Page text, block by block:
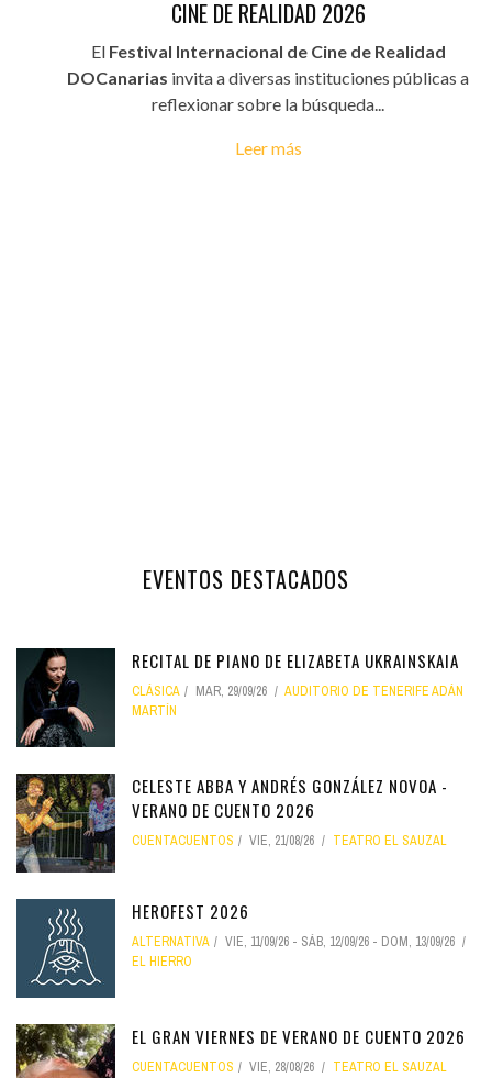
CINE DE REALIDAD 2026
El Festival Internacional de Cine de Realidad
DOCanarias invita a diversas instituciones públicas a
reflexionar sobre la búsqueda...
Leer más
EVENTOS DESTACADOS
RECITAL DE PIANO DE ELIZABETA UKRAINSKAIA
CLÁSICA MAR, 29/09/26
AUDITORIO DE TENERIFE ADÁN
MARTÍN
CELESTE ABBA Y ANDRÉS GONZÁLEZ NOVOA -
VERANO DE CUENTO 2026
CUENTACUENTOS VIE, 21/08/26 TEATRO EL SAUZAL
HEROFEST 2026
ALTERNATIVA VIE, 11/09/26 - SÁB, 12/09/26 - DOM, 13/09/26
EL HIERRO
EL GRAN VIERNES DE VERANO DE CUENTO 2026
CUENTACUENTOS VIE, 28/08/26 TEATRO EL SAUZAL